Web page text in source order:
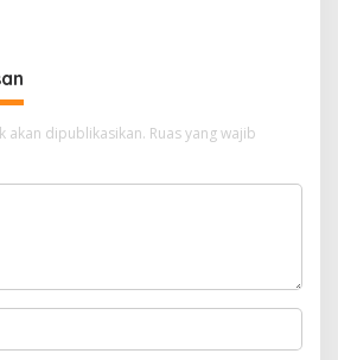
akan dipublikasikan. Ruas yang wajib